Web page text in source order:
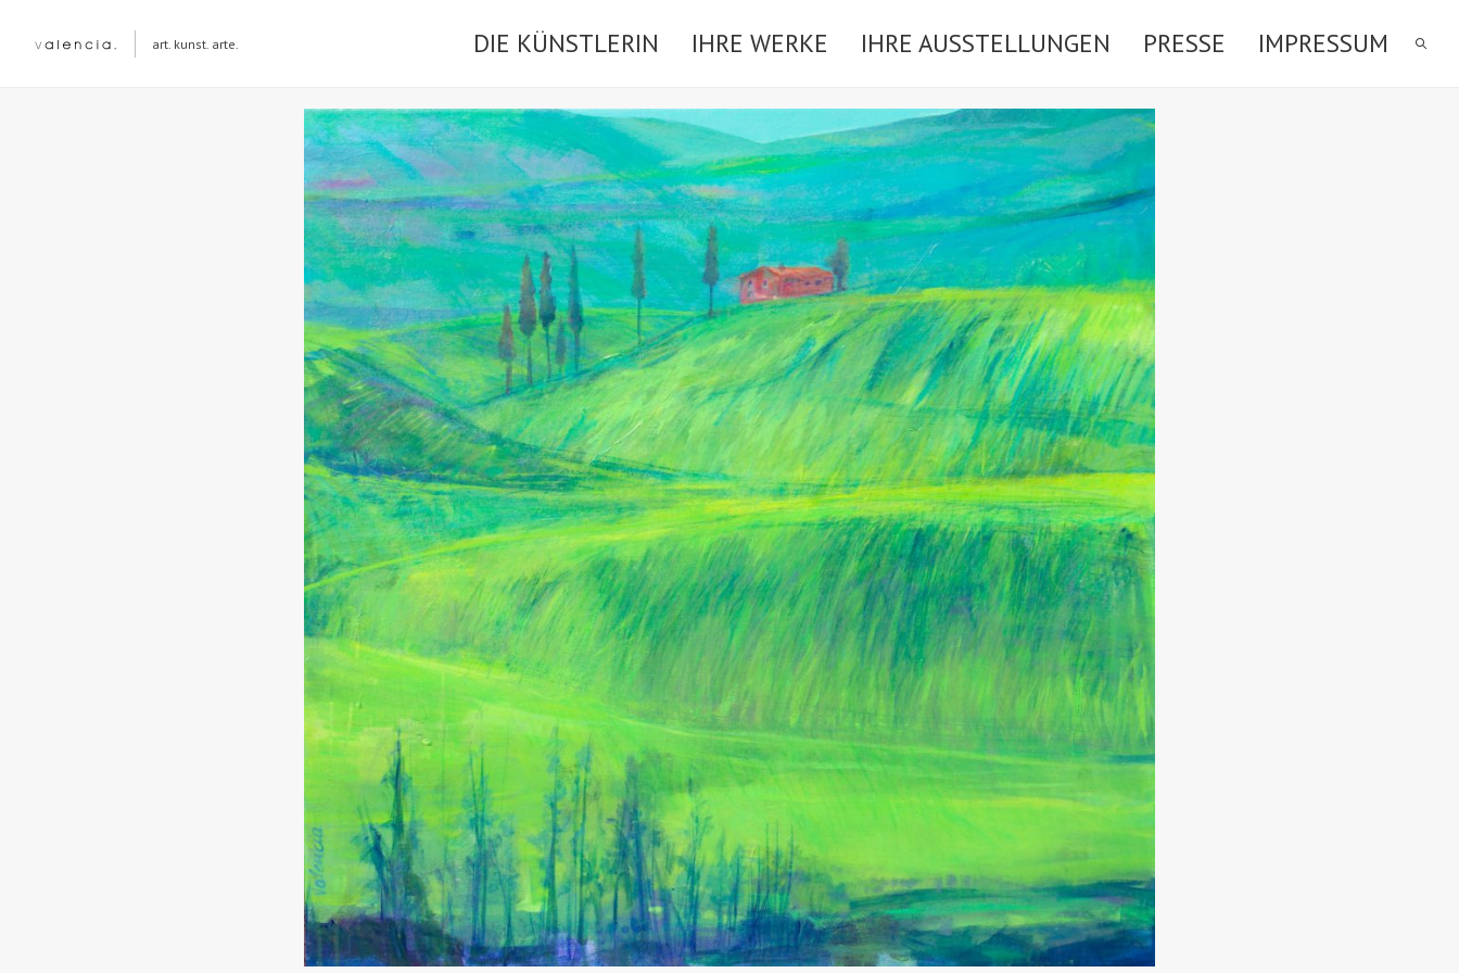
art. kunst. arte. DIE KÜNSTLERIN IHRE WERKE IHRE AUSSTELLUNGEN PRESSE IMPRESSUM